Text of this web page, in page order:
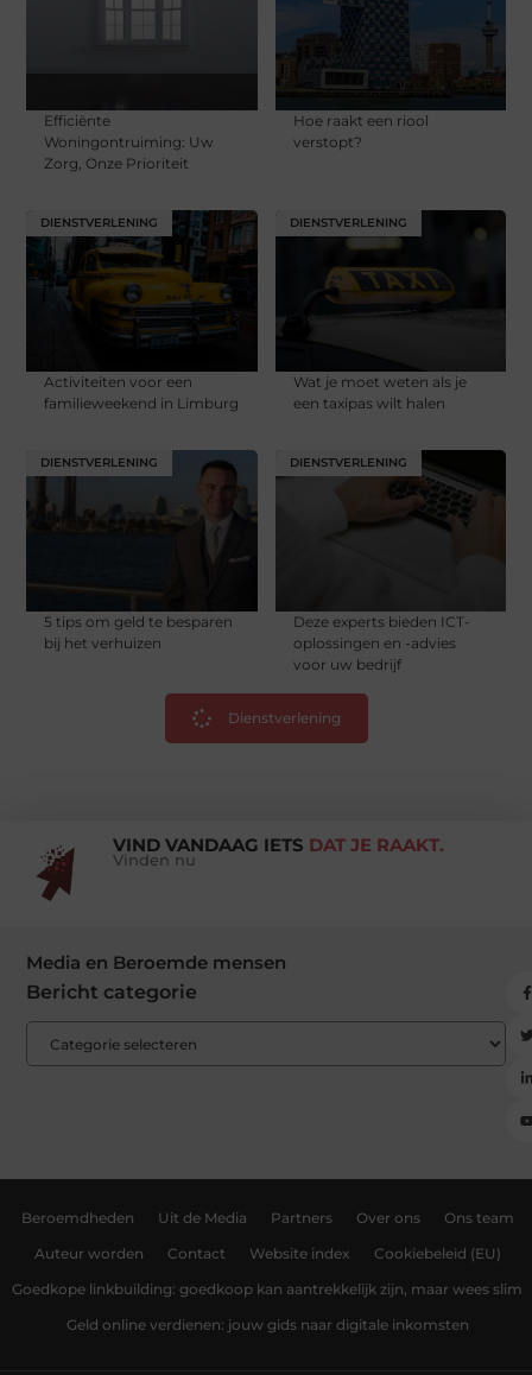
Efficiënte
Woningontruiming: Uw
Zorg, Onze Prioriteit
Hoe raakt een riool
verstopt?
DIENSTVERLENING
Activiteiten voor een
familieweekend in Limburg
DIENSTVERLENING
Wat je moet weten als je
een taxipas wilt halen
DIENSTVERLENING
5 tips om geld te besparen
bij het verhuizen
DIENSTVERLENING
Deze experts bieden ICT-
oplossingen en -advies
voor uw bedrijf
Dienstverlening
VIND VANDAAG IETS DAT JE RAAKT.
Vinden nu
Media en Beroemde mensen
Bericht categorie
Beroemdheden Uit de Media Partners Over ons Ons team
Auteur worden Contact Website index Cookiebeleid (EU)
Goedkope linkbuilding: goedkoop kan aantrekkelijk zijn, maar wees slim
Geld online verdienen: jouw gids naar digitale inkomsten